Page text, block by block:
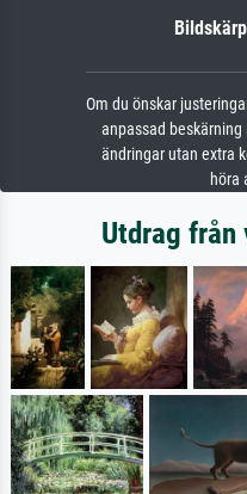
Om du önskar
anpassad beskärning
ändringar utan extra
höra
Utdrag från